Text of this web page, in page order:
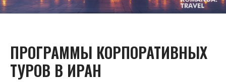
ПРОГРАММЫ КОРПОРАТИВНЫХ
ТУРОВ В ИРАН